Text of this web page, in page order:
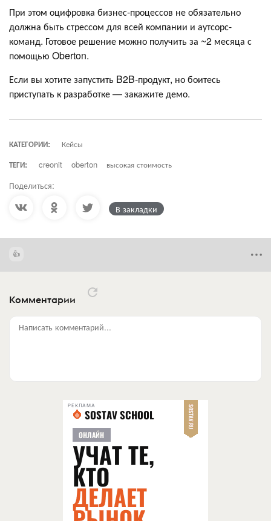
При этом оцифровка бизнес-процессов не обязательно
должна быть стрессом для всей компании и аутсорс-
команд. Готовое решение можно получить за ~2 месяца с
помощью Oberton.
Если вы хотите запустить B2B-продукт, но боитесь
приступать к разработке — закажите демо.
КАТЕГОРИИ:
Кейсы
ТЕГИ:
creonit oberton высокая стоимость
Поделиться:
В закладки
Комментарии
Написать комментарий...
РЕКЛАМА